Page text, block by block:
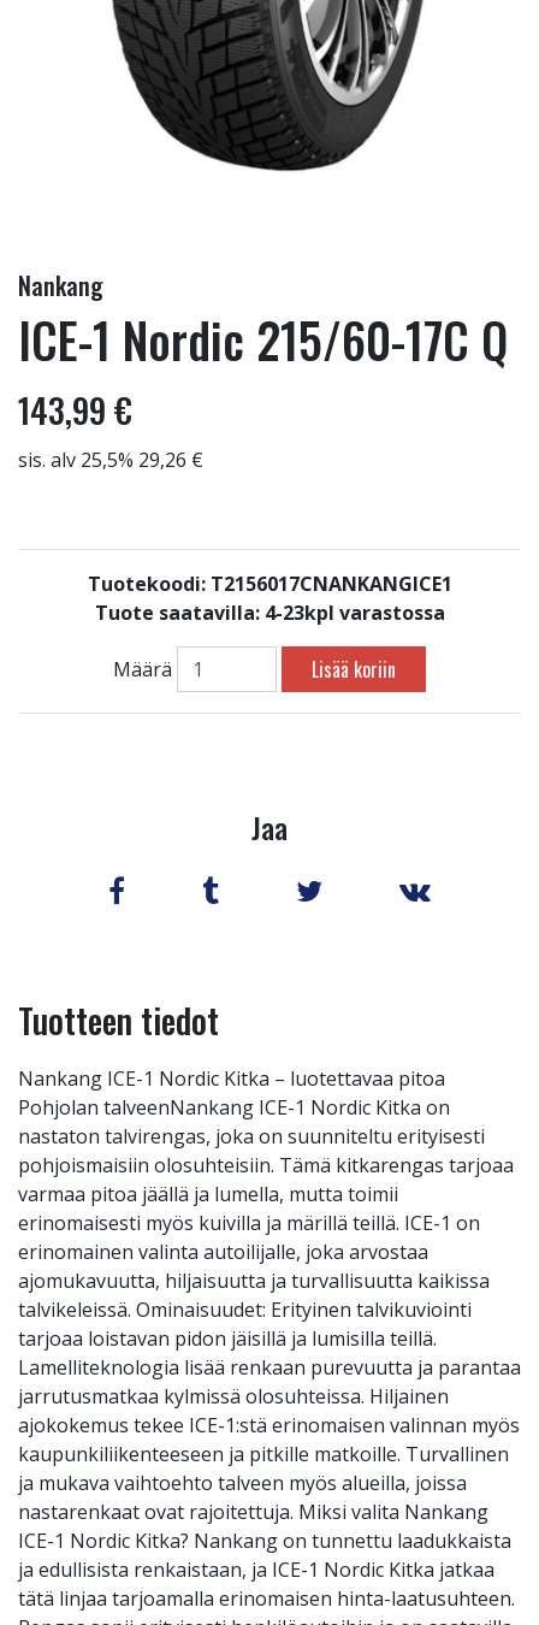
Nankang
ICE-1 Nordic 215/60-17C Q
143,99 €
sis. alv 25,5% 29,26 €
Tuotekoodi: T2156017CNANKANGICE1
Tuote saatavilla: 4-23kpl varastossa
Määrä Lisää koriin
Jaa
Tuotteen tiedot
Nankang ICE-1 Nordic Kitka – luotettavaa pitoa
Pohjolan talveenNankang ICE-1 Nordic Kitka on
nastaton talvirengas, joka on suunniteltu erityisesti
pohjoismaisiin olosuhteisiin. Tämä kitkarengas tarjoaa
varmaa pitoa jäällä ja lumella, mutta toimii
erinomaisesti myös kuivilla ja märillä teillä. ICE-1 on
erinomainen valinta autoilijalle, joka arvostaa
ajomukavuutta, hiljaisuutta ja turvallisuutta kaikissa
talvikeleissä. Ominaisuudet: Erityinen talvikuviointi
tarjoaa loistavan pidon jäisillä ja lumisilla teillä.
Lamelliteknologia lisää renkaan purevuutta ja parantaa
jarrutusmatkaa kylmissä olosuhteissa. Hiljainen
ajokokemus tekee ICE-1:stä erinomaisen valinnan myös
kaupunkiliikenteeseen ja pitkille matkoille. Turvallinen
ja mukava vaihtoehto talveen myös alueilla, joissa
nastarenkaat ovat rajoitettuja. Miksi valita Nankang
ICE-1 Nordic Kitka? Nankang on tunnettu laadukkaista
ja edullisista renkaistaan, ja ICE-1 Nordic Kitka jatkaa
tätä linjaa tarjoamalla erinomaisen hinta-laatusuhteen.